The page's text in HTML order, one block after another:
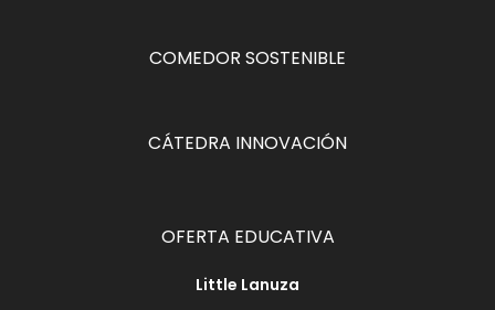
COMEDOR SOSTENIBLE
CÁTEDRA INNOVACIÓN
OFERTA EDUCATIVA
Little Lanuza